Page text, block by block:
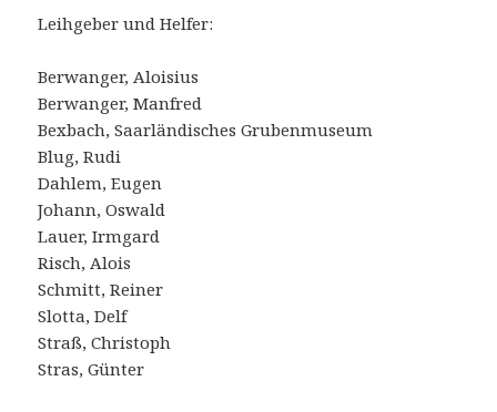
Leihgeber und Helfer:
Berwanger, Aloisius
Berwanger, Manfred
Bexbach, Saarländisches Grubenmuseum
Blug, Rudi
Dahlem, Eugen
Johann, Oswald
Lauer, Irmgard
Risch, Alois
Schmitt, Reiner
Slotta, Delf
Straß, Christoph
Stras, Günter